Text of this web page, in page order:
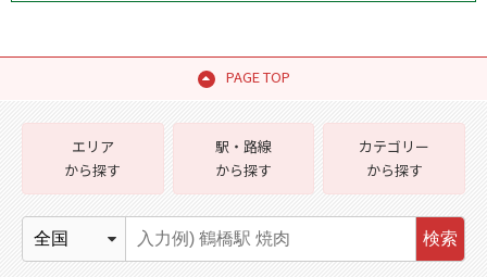
PAGE TOP
エリア
から探す
駅・路線
から探す
カテゴリー
から探す
検索